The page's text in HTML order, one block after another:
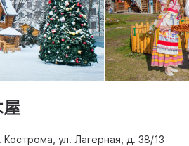
Кострома, ул. Лагерная, д. 38/13